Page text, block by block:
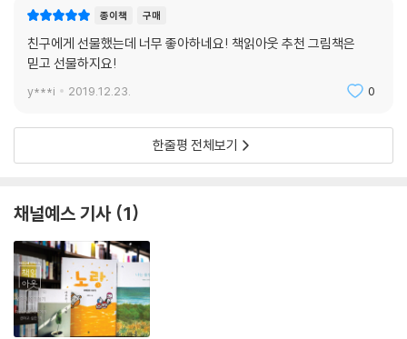
종이책 구매
친구에게 선물했는데 너무 좋아하네요! 책읽아웃 추천 그림책은
믿고 선물하지요!
y***i 2019.12.23. 0
한줄평 전체보기
채널예스 기사 1